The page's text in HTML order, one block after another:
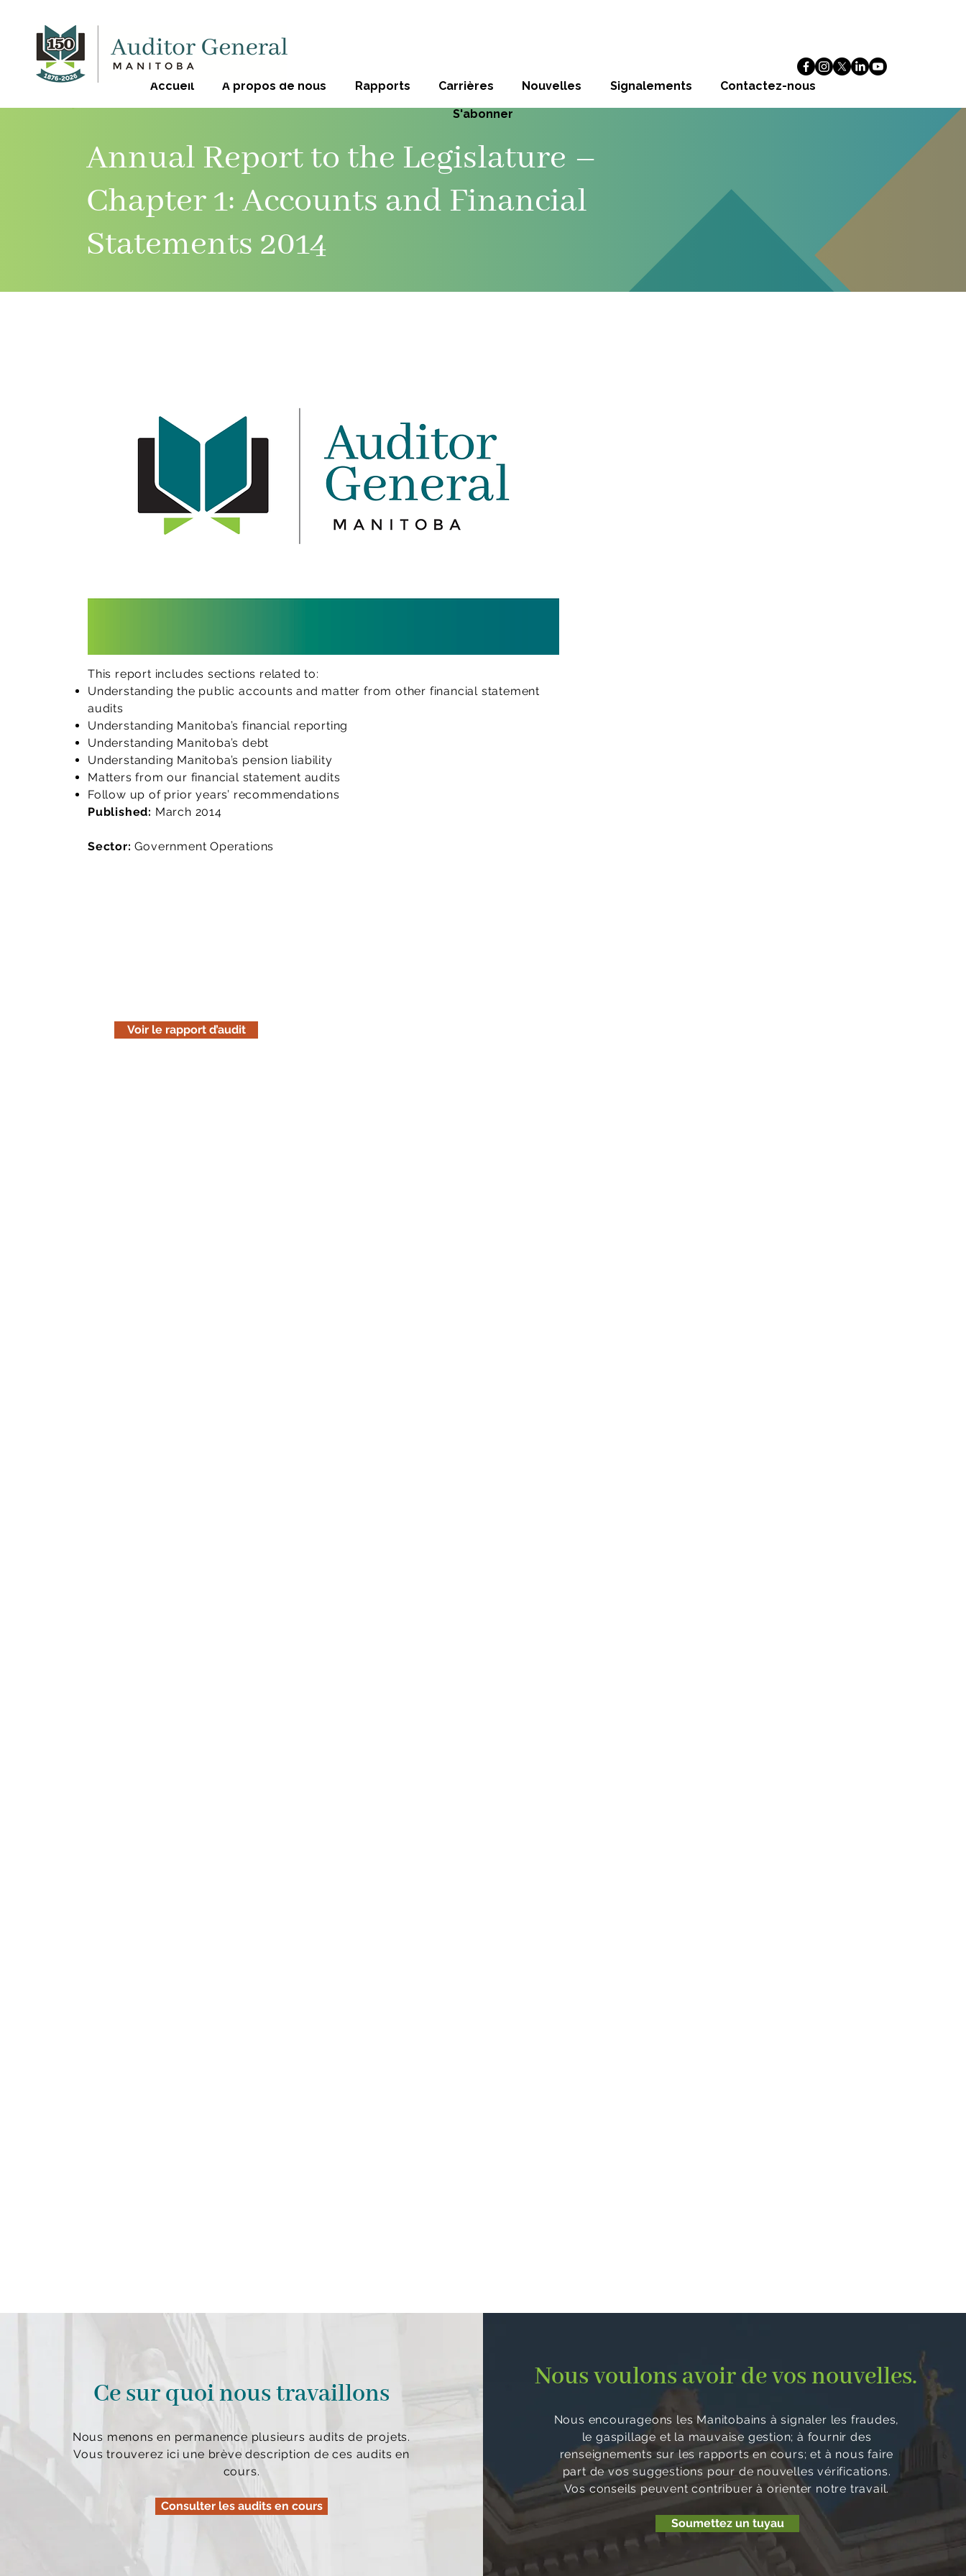
Accueil À propos de nous Rapports Carrières Nouvelles Signalements Contactez-nous
S'abonner
Annual Report to the Legislature –
Chapter 1: Accounts and Financial
Statements 2014
This report includes sections related to:
Understanding the public accounts and matter from other financial statement
audits
Understanding Manitoba’s financial reporting
Understanding Manitoba’s debt
Understanding Manitoba’s pension liability
Matters from our financial statement audits
Follow up of prior years’ recommendations
Published: March 2014
Sector: Government Operations
Voir le rapport d’audit
Ce sur quoi nous travaillons
Nous menons en permanence plusieurs audits de projets.
Vous trouverez ici une brève description de ces audits en
cours.
Consulter les audits en cours
Nous voulons avoir de vos nouvelles.
Nous encourageons les Manitobains à signaler les fraudes,
le gaspillage et la mauvaise gestion; à fournir des
renseignements sur les rapports en cours; et à nous faire
part de vos suggestions pour de nouvelles vérifications.
Vos conseils peuvent contribuer à orienter notre travail.
Soumettez un tuyau